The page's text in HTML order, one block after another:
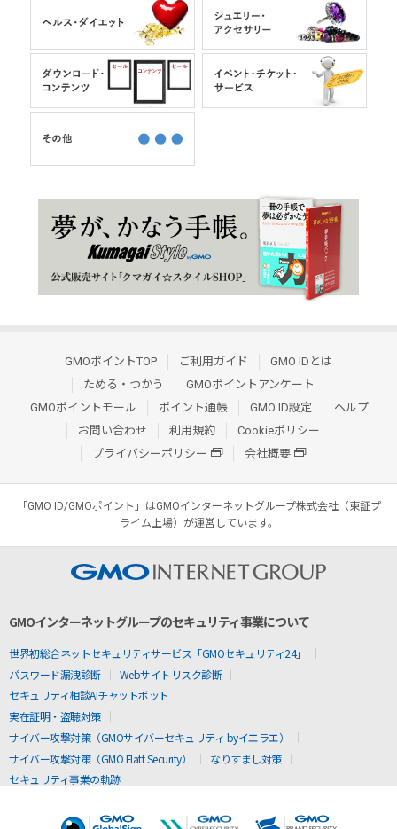
GMOポイントTOP ご利用ガイド
GMO IDとは
ためる・つかう
GMOポイントアンケート
GMOポイントモール
ポイント通帳 GMO ID設定
ヘルプ
お問い合わせ
利用規約
Cookieポリシー
プライバシーポリシー
会社概要
「GMO ID/GMOポイント」はGMOインターネットグループ株式会社（東証プ
ライム上場）が運営しています。
GMOインターネットグループのセキュリティ事業について
世界初総合ネットセキュリティサービス「GMOセキュリティ24」
パスワード漏洩診断
Webサイトリスク診断
セキュリティ相談AIチャットボット
実在証明・盗聴対策
サイバー攻撃対策（GMOサイバーセキュリティ byイエラエ）
サイバー攻撃対策（GMO Flatt Security）
なりすまし対策
セキュリティ事業の軌跡